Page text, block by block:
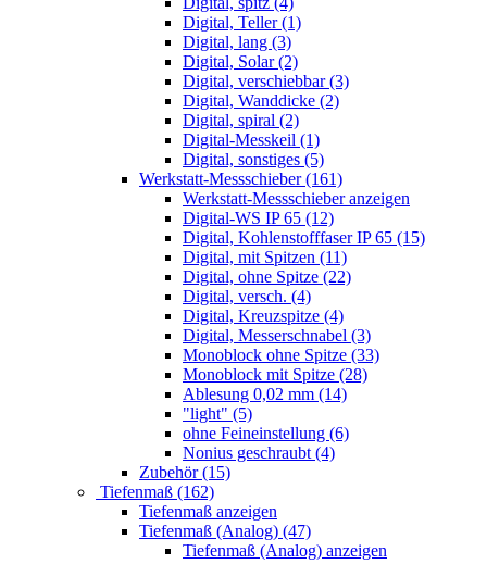
Digital, Teller (1)
Digital, lang (3)
Digital, Solar (2)
Digital, verschiebbar (3)
Digital, Wanddicke (2)
Digital, spiral (2)
Digital-Messkeil (1)
Digital, sonstiges (5)
Werkstatt-Messschieber (161)
Werkstatt-Messschieber anzeigen
Digital-WS IP 65 (12)
Digital, Kohlenstofffaser IP 65 (15)
Digital, mit Spitzen (11)
Digital, ohne Spitze (22)
Digital, versch. (4)
Digital, Kreuzspitze (4)
Digital, Messerschnabel (3)
Monoblock ohne Spitze (33)
Monoblock mit Spitze (28)
Ablesung 0,02 mm (14)
"light" (5)
ohne Feineinstellung (6)
Nonius geschraubt (4)
Zubehör (15)
Tiefenmaß (162)
Tiefenmaß anzeigen
Tiefenmaß (Analog) (47)
Tiefenmaß (Analog) anzeigen